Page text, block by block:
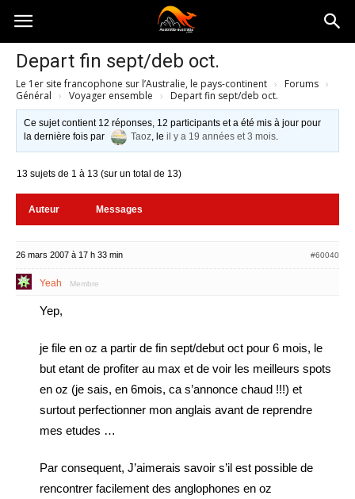
Australia-
australie.com
Depart fin sept/deb oct.
Le 1er site francophone sur l’Australie, le pays-continent › Forums ›
Général › Voyager ensemble › Depart fin sept/deb oct.
Ce sujet contient 12 réponses, 12 participants et a été mis à jour pour
la dernière fois par
Taoz, leil y a 19 années et 3 mois.
13 sujets de 1 à 13 (sur un total de 13)
Auteur Messages
26 mars 2007 à 17 h 33 min #60040
Yeah Membre
Yep,
je file en oz a partir de fin sept/debut oct pour 6 mois, le
but etant de profiter au max et de voir les meilleurs spots
en oz (je sais, en 6mois, ca s’annonce chaud !!!) et
surtout perfectionner mon anglais avant de reprendre
mes etudes …
Par consequent, J’aimerais savoir s’il est possible de
rencontrer facilement des anglophones en oz